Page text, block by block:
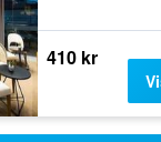
410 kr